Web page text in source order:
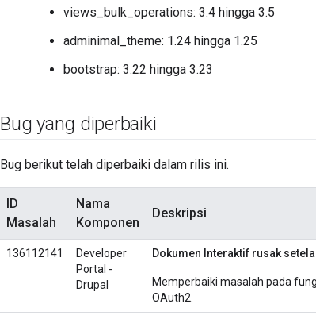
views_bulk_operations: 3.4 hingga 3.5
adminimal_theme: 1.24 hingga 1.25
bootstrap: 3.22 hingga 3.23
Bug yang diperbaiki
Bug berikut telah diperbaiki dalam rilis ini.
ID
Masalah
Nama
Komponen
Deskripsi
136112141
Developer
Portal -
Drupal
Dokumen Interaktif rusak
Memperbaiki masalah pada
OAuth2.